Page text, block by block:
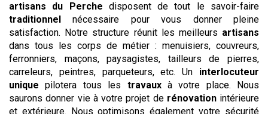
artisans du Perche disposent de tout le savoir-faire
traditionnel
nécessaire pour vous donner pleine
satisfaction. Notre structure réunit les meilleurs artisans
dans tous les corps de métier : menuisiers, couvreurs,
ferronniers, maçons, paysagistes, tailleurs de pierres,
carreleurs, peintres, parqueteurs, etc. Un interlocuteur
unique pilotera tous les travauxà votre place. Nous
saurons donner vie à votre projet de rénovationintérieure
et extérieure. Nous optimisons également votre sécurité